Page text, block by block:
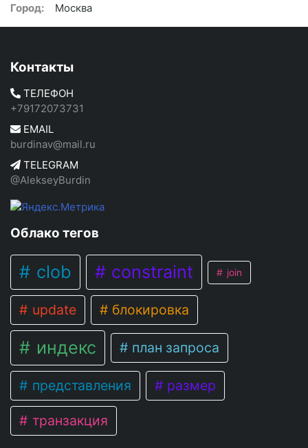
Город: Москва
Контакты
ТЕЛЕФОН
+79172073731
EMAIL
burdinav@mail.ru
TELEGRAM
@AlekseyBurdin
Облако тегов
clob constraint join
update блокировка
индекс план запроса
представления размер
транзакция